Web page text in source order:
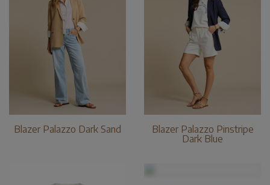
Blazer Palazzo Dark Sand
Blazer Palazzo Pinstripe
Dark Blue